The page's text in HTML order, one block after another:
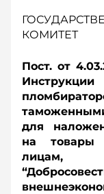
КОМИТЕТ
Пост. от
для
на товары
лицам,